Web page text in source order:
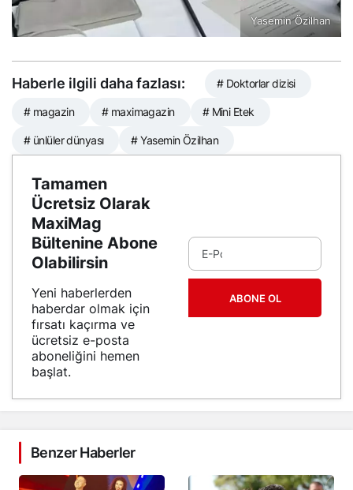
Yasemin Özilhan
Haberle ilgili daha fazlası: # Doktorlar dizisi
# magazin # maximagazin # Mini Etek
# ünlüler dünyası # Yasemin Özilhan
Tamamen
Ücretsiz Olarak
MaxiMag
Bültenine Abone
Olabilirsin
Yeni haberlerden
haberdar olmak için
fırsatı kaçırma ve
ücretsiz e-posta
aboneliğini hemen
başlat.
ABONE OL
Benzer Haberler